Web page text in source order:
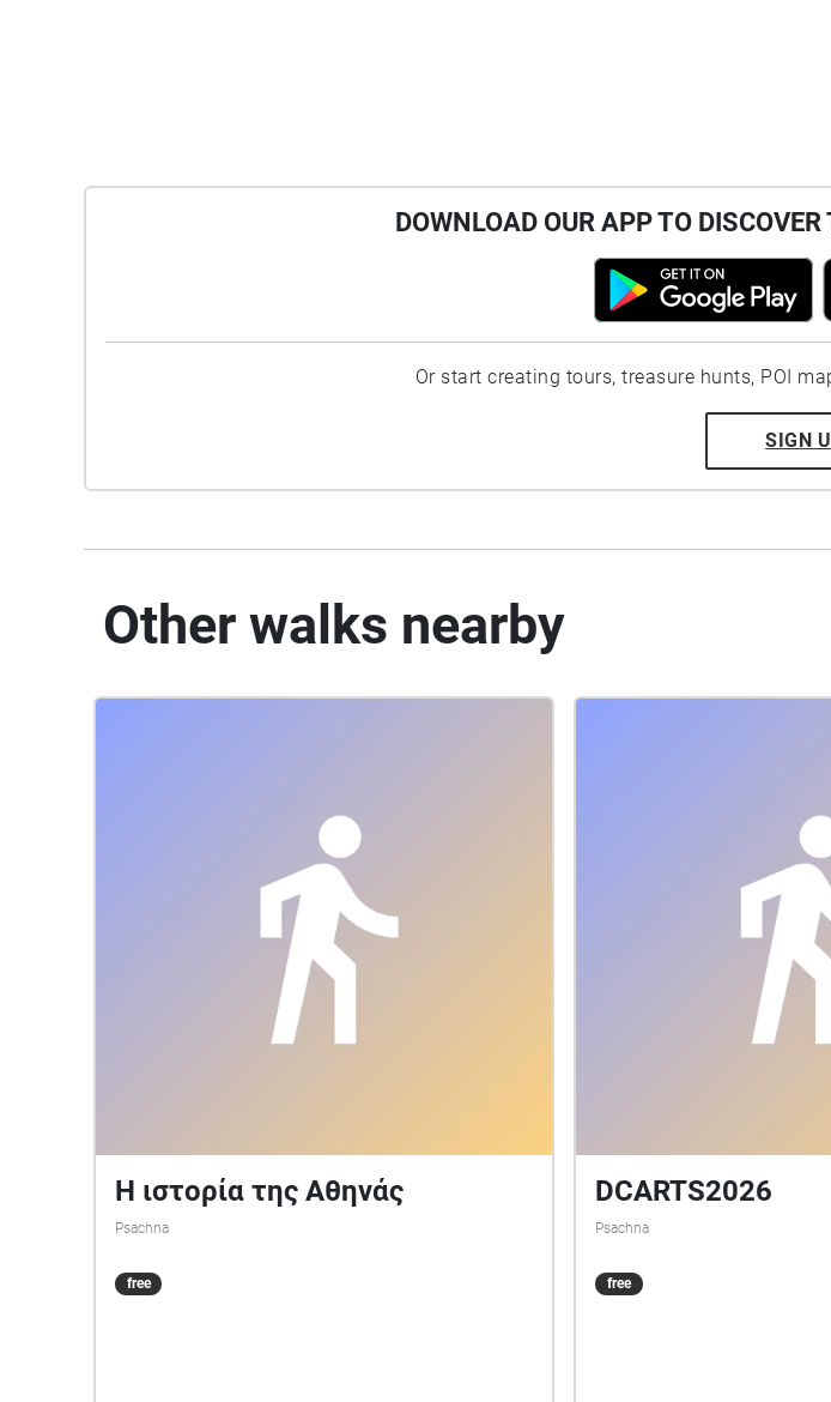
DOWNLOAD OUR APP TO
Or start creating tours, treasure hunts, POI
SIGN
Other walks nearby
Η ιστορία της Αθηνάς
Psachna
free
DCARTS2026
Psachna
free